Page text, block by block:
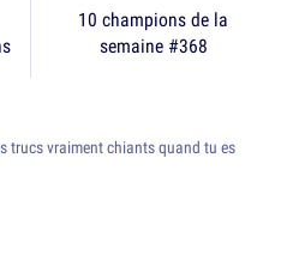
10 champions de la
semaine #368
trucs vraiment chiants quand tu es